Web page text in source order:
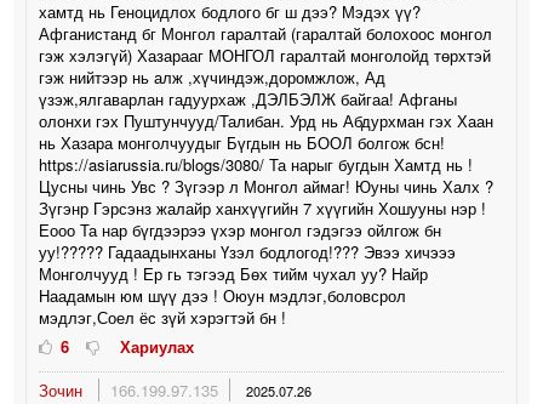
хамтд нь Геноцидлох бодлого бг ш дээ? Мэдэх үү?
Афганистанд бг Монгол гаралтай (гаралтай болохоос монгол
гэж хэлэгүй) Хазарааг МОНГОЛ гаралтай монголойд төрхтэй
гэж нийтээр нь алж ,хүчиндэж,доромжлож, Ад
үзэж,ялгаварлан гадуурхаж ,ДЭЛБЭЛЖ байгаа! Афганы
олонхи гэх Пуштунчууд/Талибан. Урд нь Абдурхман гэх Хаан
нь Хазара монголчуудыг Бүгдын нь БООЛ болгож бсн!
https://asiarussia.ru/blogs/3080/ Та нарыг бугдын Хамтд нь !
Цусны чинь Увс ? Зүгээр л Монгол аймаг! Юуны чинь Халх ?
Зүгэнр Гэрсэнз жалайр ханхүүгийн 7 хүүгийн Хошууны нэр !
Еооо Та нар бүгдээрээ үхэр монгол гэдэгээ ойлгож бн
уу!????? Гадаадынханы Үзэл бодлогод!??? Эвээ хичэээ
Монголчууд ! Ер гь тэгээд Бөх тийм чухал уу? Найр
Наадамын юм шүү дээ ! Оюун мэдлэг,боловсрол
мэдлэг,Соел ёс зүй хэрэгтэй бн !
6
Хариулах
Зочин
166.199.97.135 2025.07.26